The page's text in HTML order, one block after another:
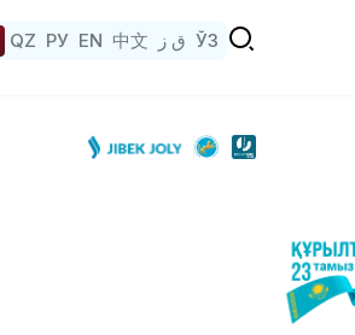
QZ РУ EN 中文 ق ز ЎЗ